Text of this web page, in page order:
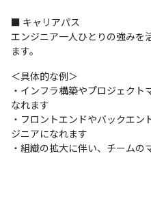
現場で選択できますが、現在は
です。
■ キャリアパス
エンジニア一人ひとりの強みを
ます。
＜具体的な例＞
・インフラ構築やプロジェク
なれます
・フロントエンドやバックエ
ジニアになれます
・組織の拡大に伴い、チーム